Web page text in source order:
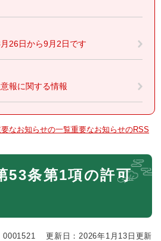
26日から9月2日です
報に関する情報
なお知らせの一覧重要なお知らせのRSS
53条第1項の許可
0001521 更新日：2026年1月13日更新